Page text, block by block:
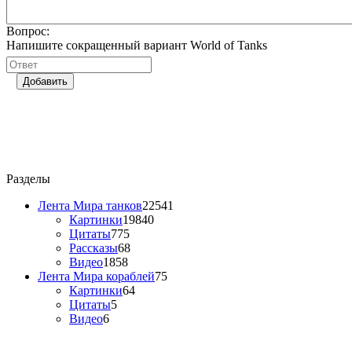
Вопрос:
Напишите сокращенный вариант World of Tanks
Добавить
Разделы
Лента Мира танков22541
Картинки19840
Цитаты775
Рассказы68
Видео1858
Лента Мира кораблей75
Картинки64
Цитаты5
Видео6